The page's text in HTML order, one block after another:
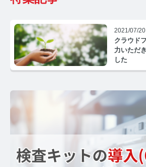
【薄毛リスクチェック】毛髪ホルモ
ご紹介
【男性力を可視化】毛髪ホルモン量
【ストレスを見える化】毛髪・爪ホ
毛髪ホルモン量測定キット導入クリ
2021/07/20
クラウド
力いただ
した